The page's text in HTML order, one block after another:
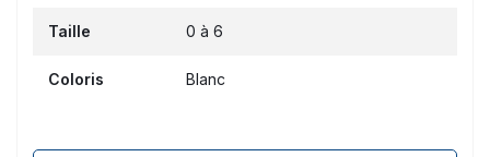
Taille 0 à 6
Coloris Blanc